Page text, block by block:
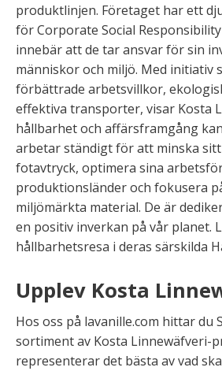
produktlinjen. Företaget har ett
för Corporate Social Responsibility
innebär att de tar ansvar för sin
människor och miljö. Med initiativ
förbättrade arbetsvillkor,
effektiva transporter, visar Kosta
hållbarhet och affärsframgång
arbetar ständigt för att minska
fotavtryck, optimera sina
produktionsländer och fokusera
miljömärkta material. De är
en positiv inverkan på vår planet.
hållbarhetsresa i deras särskilda
Upplev Kosta
Hos oss på lavanille.com hittar du
sortiment av Kosta Linnewäfveri-
representerar det bästa av vad